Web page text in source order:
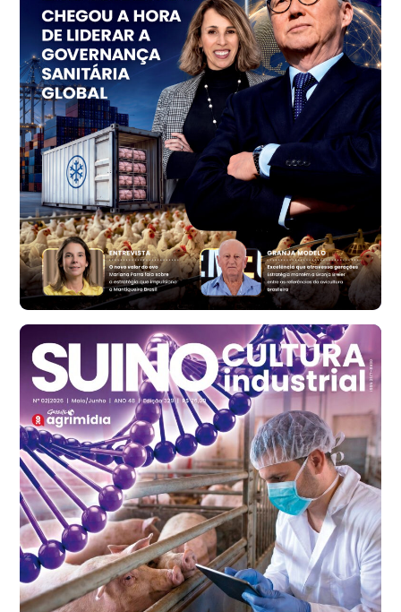
R$ 153,38
cx
Ovo Vermelho - Regional
Vermelho
R$ 156,33
cx
Ovo Branco - Regional
Bastos (SP)
R$ 134,40
cx
Ovo Vermelho - Regional
Bastos (SP)
R$ 146,71
cx
Frango - Indicador
SP
R$ 7,13
kg
Frango - Indicador
SP
R$ 7,15
kg
Trigo Atacado - Regional
PR
R$ 1.417,12
t